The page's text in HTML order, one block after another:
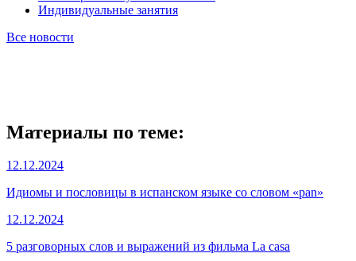
Индивидуальные занятия
Все новости
Материалы по теме:
12.12.2024
Идиомы и пословицы в испанском языке со словом «pan»
12.12.2024
5 разговорных слов и выражений из фильма La casa